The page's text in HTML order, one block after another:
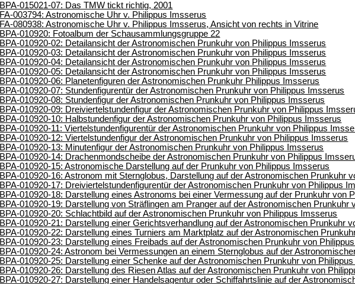
BPA-015021-07: Das TMW tickt richtig, 2001
FA-003794: Astronomische Uhr v. Philippus Imsserus
FA-080938: Astronomische Uhr v. Philippus Imsserus, Ansicht von rechts in Vitrine
BPA-010920: Fotoalbum der Schausammlungsgruppe 22
BPA-010920-02: Detailansicht der Astronomischen Prunkuhr von Philippus Imsserus
BPA-010920-03: Detailansicht der Astronomischen Prunkuhr von Philippus Imsserus
BPA-010920-04: Detailansicht der Astronomischen Prunkuhr von Philippus Imsserus
BPA-010920-05: Detailansicht der Astronomischen Prunkuhr von Philippus Imsserus
BPA-010920-06: Planetenfiguren der Astronomischen Prunkuhr Philippus Imsserus
BPA-010920-07: Stundenfigurentür der Astronomischen Prunkuhr von Philippus Imsserus
BPA-010920-08: Stundenfigur der Astronomischen Prunkuhr von Philippus Imsserus
BPA-010920-09: Dreiviertelstundenfigur der Astronomischen Prunkuhr von Philippus
BPA-010920-10: Halbstundenfigur der Astronomischen Prunkuhr von Philippus Imsserus
BPA-010920-11: Viertelstundenfigurentür der Astronomischen Prunkuhr von Philippus
BPA-010920-12: Viertelstundenfigur der Astronomischen Prunkuhr von Philippus Imsserus
BPA-010920-13: Minutenfigur der Astronomischen Prunkuhr von Philippus Imsserus
BPA-010920-14: Drachenmondscheibe der Astronomischen Prunkuhr von Philippus
BPA-010920-15: Astronomische Darstellung auf der Prunkuhr von Philippus Imsserus
BPA-010920-16: Astronom mit Sternglobus, Darstellung auf der Astronomischen Prunkuhr
BPA-010920-17: Dreiviertelstundenfigurentür der Astronomischen Prunkuhr von Philippus
BPA-010920-18: Darstellung eines Astronoms bei einer Vermessung auf der Prunkuhr von
BPA-010920-19: Darstellung von Sträflingen am Pranger auf der Astronomischen Prunkuhr
BPA-010920-20: Schlachtbild auf der Astronomischen Prunkuhr von Philippus Imsserus
BPA-010920-21: Darstellung einer Gerichtsverhandlung auf der Astronomischen Prunkuhr
BPA-010920-22: Darstellung eines Turniers am Marktplatz auf der Astronomischen
BPA-010920-23: Darstellung eines Freibads auf der Astronomischen Prunkuhr von
BPA-010920-24: Astronom bei Vermessungen an einem Sternglobus auf der
BPA-010920-25: Darstellung einer Schenke auf der Astronomischen Prunkuhr von
BPA-010920-26: Darstellung des Riesen Atlas auf der Astronomischen Prunkuhr von
BPA-010920-27: Darstellung einer Handelsagentur oder Schiffahrtslinie auf der